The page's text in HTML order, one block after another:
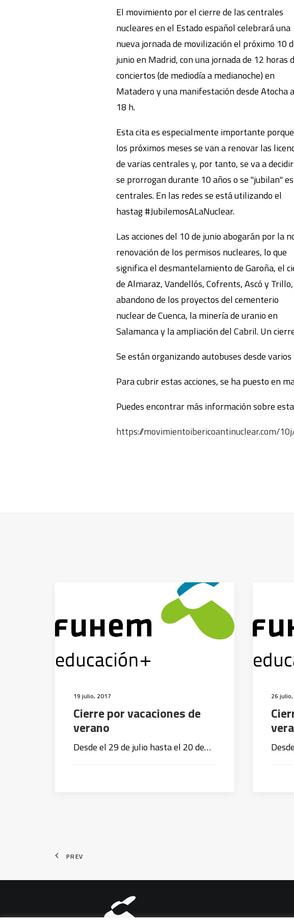
El movimiento por el cierre de las centrales
nucleares en el Estado español celebrará una
nueva jornada de movilización el próximo 10
junio en Madrid, con una jornada de 12 horas
conciertos (de mediodía a medianoche) en
Matadero y una manifestación desde Atocha
18 h.
Esta cita es especialmente importante
los próximos meses se van a renovar las
de varias centrales y, por tanto, se va a
se prorrogan durante 10 años o se "jubilan"
centrales. En las redes se está utilizando el
hastag #JubilemosALaNuclear.
Las acciones del 10 de junio abogarán por la
renovación de los permisos nucleares, lo que
significa el desmantelamiento de Garoña, el
de Almaraz, Vandellós, Cofrents, Ascó y
abandono de los proyectos del cementerio
nuclear de Cuenca, la minería de uranio en
Salamanca y la ampliación del Cabril. Un
Se están organizando autobuses desde
Para cubrir estas acciones, se ha puesto en
Puedes encontrar más información sobre
https://movimientoibericoantinuclear.com/
19 julio, 2017
Cierre por vacaciones de
verano
Desde el 29 de julio hasta el 20 de…
26
PREV
Aviso legal|Política de privacidad|Política de